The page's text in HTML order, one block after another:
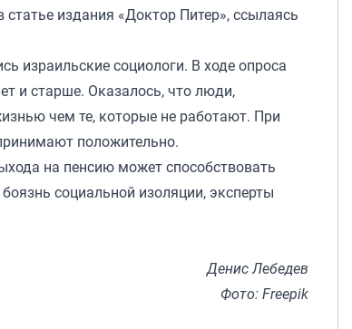
издания «Доктор Питер», ссылаясь
израильские социологи. В ходе опроса
и старше. Оказалось, что люди,
чем те, которые не работают. При
положительно.
на пенсию может способствовать
социальной изоляции, эксперты
Денис Лебедев
Фото: Freepik